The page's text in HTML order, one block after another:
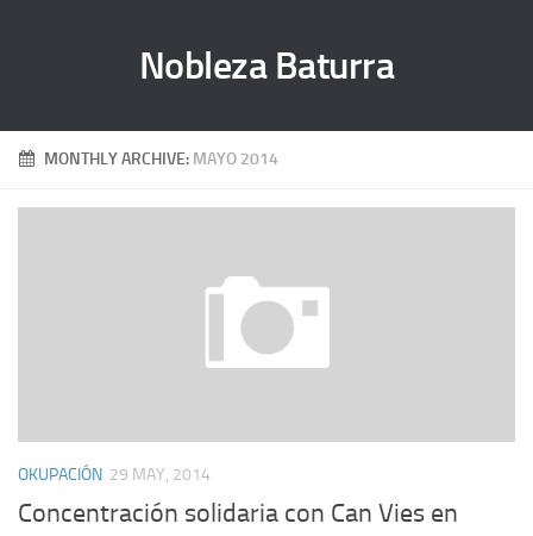
Nobleza Baturra
MONTHLY ARCHIVE: MAYO 2014
OKUPACIÓN 29 MAY, 2014
Concentración solidaria con Can Vies en